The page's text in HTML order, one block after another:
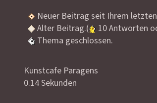
Neuer Beitrag seit Ihrem
Alter Beitrag.( 10 Antworten
Thema geschlossen.
Kunstcafe Paragens
0.14 Sekunden